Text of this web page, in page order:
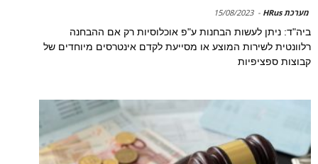
מערכת HRus -
15/08/2023
ביה"ד: ניתן לעשות הבחנות ע"פ אוכלוסיות רק אם ההבחנה
רלוונטית לשירות המוצע או מסייעת לקדם אינטרסים מיוחדים של
קבוצות ספציפיות